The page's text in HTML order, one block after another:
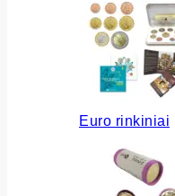
Euro rinkiniai